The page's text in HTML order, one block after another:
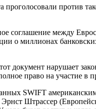
проголосовали против
соглашение между
о миллионах
документ нарушает
право на участие в
SWIFT
Штрассер